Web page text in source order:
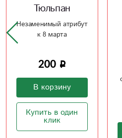
Композиция в
кашпо
«Весенняя
Тюльпаны в
оригинальном кашпо
будут идеальным
подарком
5 300
В корзину